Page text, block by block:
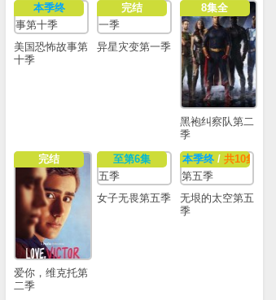
本季终
美国恐怖故事第
十季
完结
异星灾变第一季
8集全
黑袍纠察队第二
季
完结
爱你，维克托第
二季
至第6集
女子无畏第五季
本季终/ 共10集
无垠的太空第五
季